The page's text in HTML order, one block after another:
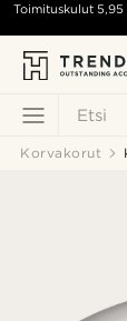
Etsi
Toimituskulut5,95
Korvakorut